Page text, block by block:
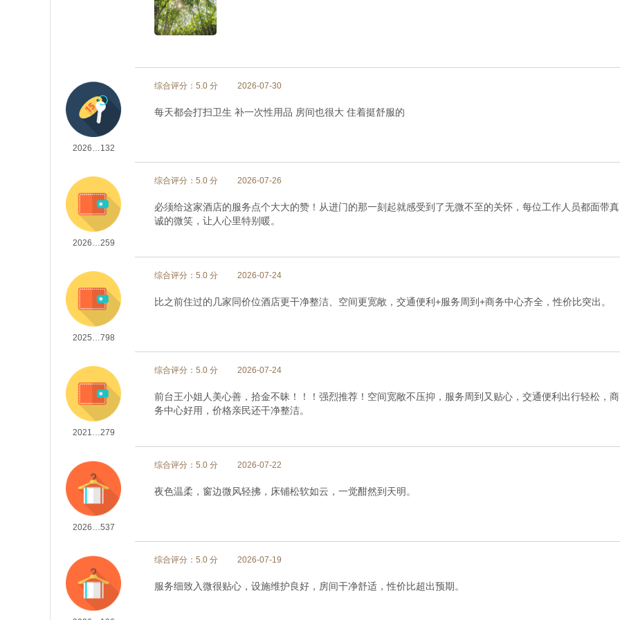
2026…132
综合评分：5.0 分 2026-07-30
每天都会打扫卫生 补一次性用品 房间也很大 住着挺舒服的
2026…259
综合评分：5.0 分 2026-07-26
必须给这家酒店的服务点个大大的赞！从进门的那一刻起就感受到了无微不至的关怀，每位工作人员都面带真
诚的微笑，让人心里特别暖。
2025…798
综合评分：5.0 分 2026-07-24
比之前住过的几家同价位酒店更干净整洁、空间更宽敞，交通便利+服务周到+商务中心齐全，性价比突出。
2021…279
综合评分：5.0 分 2026-07-24
前台王小姐人美心善，拾金不昧！！！强烈推荐！空间宽敞不压抑，服务周到又贴心，交通便利出行轻松，商
务中心好用，价格亲民还干净整洁。
2026…537
综合评分：5.0 分 2026-07-22
夜色温柔，窗边微风轻拂，床铺松软如云，一觉酣然到天明。
综合评分：5.0 分 2026-07-19
服务细致入微很贴心，设施维护良好，房间干净舒适，性价比超出预期。